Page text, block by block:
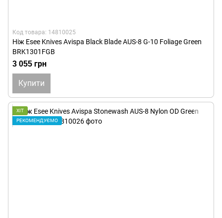
Код товара: 14810025
Ніж Esee Knives Avispa Black Blade AUS-8 G-10 Foliage Green
BRK1301FGB
3 055 грн
Купити
ХІТ
РЕКОМЕНДУЄМО